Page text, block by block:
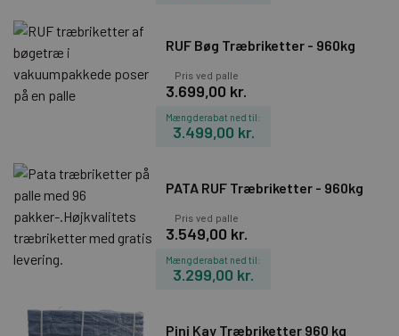
RUF Bøg Træbriketter - 960kg
Pris ved palle
3.699,00 kr.
Mængderabat ned til:
3.499,00 kr.
PATA RUF Træbriketter - 960kg
Pris ved palle
3.549,00 kr.
Mængderabat ned til:
3.299,00 kr.
Pini Kay Træbriketter 960 kg